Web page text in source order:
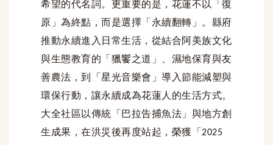
希望的代名詞。更重要的是，花蓮不以「復
原」為終點，而是選擇「永續翻轉」。縣府
推動永續進入日常生活，從結合阿美族文化
與生態教育的「獵饗之道」、濕地保育與友
善農法，到「星光音樂會」導入節能減塑與
環保行動，讓永續成為花蓮人的生活方式。
大全社區以傳統「巴拉告捕魚法」與地方創
生成果，在洪災後再度站起，榮獲「 2025